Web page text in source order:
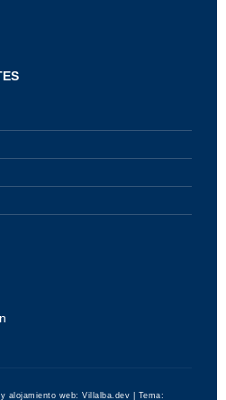
y alojamiento web:Villalba.dev | Tema: